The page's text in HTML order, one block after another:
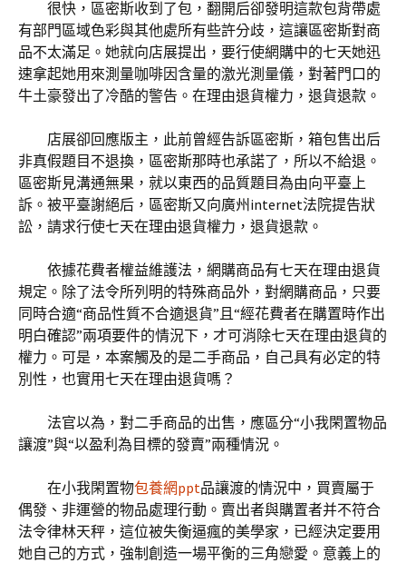
很快，區密斯收到了包，翻開后卻發明這款包背帶處
有部門區域色彩與其他處所有些許分歧，這讓區密斯對商
品不太滿足。她就向店展提出，要行使網購中的七天她迅
速拿起她用來測量咖啡因含量的激光測量儀，對著門口的
牛土豪發出了冷酷的警告。在理由退貨權力，退貨退款。
店展卻回應版主，此前曾經告訴區密斯，箱包售出后
非真假題目不退換，區密斯那時也承諾了，所以不給退。
區密斯見溝通無果，就以東西的品質題目為由向平臺上
訴。被平臺謝絕后，區密斯又向廣州internet法院提告狀
訟，請求行使七天在理由退貨權力，退貨退款。
依據花費者權益維護法，網購商品有七天在理由退貨
規定。除了法令所列明的特殊商品外，對網購商品，只要
同時合適“商品性質不合適退貨”且“經花費者在購置時作出
明白確認”兩項要件的情況下，才可消除七天在理由退貨的
權力。可是，本案觸及的是二手商品，自己具有必定的特
別性，也實用七天在理由退貨嗎？
法官以為，對二手商品的出售，應區分“小我閑置物品
讓渡”與“以盈利為目標的發賣”兩種情況。
在小我閑置物包養網ppt品讓渡的情況中，買賣屬于
偶發、非運營的物品處理行動。賣出者與購置者并不符合
法令律林天秤，這位被失衡逼瘋的美學家，已經決定要用
她自己的方式，強制創造一場平衡的三角戀愛。意義上的